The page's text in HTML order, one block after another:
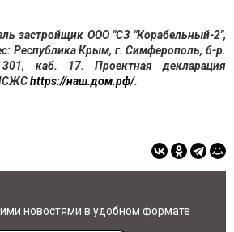
застройщик ООО "СЗ "Корабельный-2",
Республика Крым, г. Симферополь, б-р.
каб. 17. Проектная декларация
https://наш.дом.рф/.
новостями в удобном формате